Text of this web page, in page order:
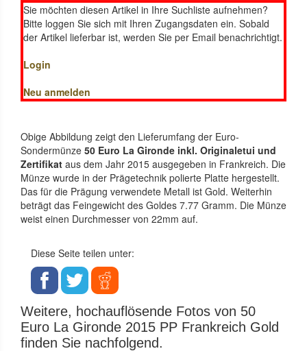
Sie möchten diesen Artikel in Ihre Suchliste aufnehmen?
Bitte loggen Sie sich mit Ihren Zugangsdaten ein. Sobald
der Artikel lieferbar ist, werden Sie per Email benachrichtigt.
Login
Neu anmelden
Obige Abbildung zeigt den Lieferumfang der Euro-
Sondermünze 50 Euro La Gironde inkl. Originaletui und
Zertifikat aus dem Jahr 2015 ausgegeben in Frankreich. Die
Münze wurde in der Prägetechnik polierte Platte hergestellt.
Das für die Prägung verwendete Metall ist Gold. Weiterhin
beträgt das Feingewicht des Goldes 7.77 Gramm. Die Münze
weist einen Durchmesser von 22mm auf.
Diese Seite teilen unter:
Weitere, hochauflösende Fotos von 50
Euro La Gironde 2015 PP Frankreich Gold
finden Sie nachfolgend.